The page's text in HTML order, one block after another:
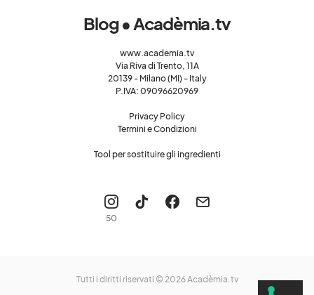
Blog • Acadèmia.tv
www.academia.tv
Via Riva di Trento, 11A
20139 - Milano (MI) - Italy
P.IVA: 09096620969
Privacy Policy
Termini e Condizioni
Tool per sostituire gli ingredienti
50
Tutti i diritti riservati © 2026Acadèmia.tv